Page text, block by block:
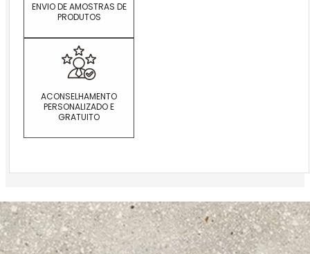
ENVIO DE AMOSTRAS DE
PRODUTOS
ACONSELHAMENTO
PERSONALIZADO E
GRATUITO